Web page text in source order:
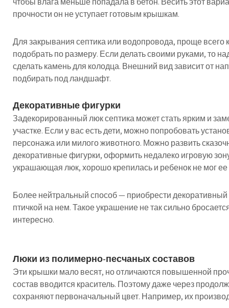
прочности он не уступает готовым крышкам.
Для закрывания септика или водопровода, проще всего
подобрать по размеру. Если делать своими руками, то
сделать камень для колодца. Внешний вид зависит от
подбирать под ландшафт.
Декоративные фигурки
Задекорированный люк септика может стать ярким и
участке. Если у вас есть дети, можно попробовать
персонажа или милого животного. Можно развить
декоративные фигурки, оформить недалеко игровую
украшающая люк, хорошо крепилась и ребенок не мог ее
Более нейтральный способ — приобрести
птичкой на нем. Такое украшение не так сильно
интересно.
Люки из полимерно-песчаных составов
Эти крышки мало весят, но отличаются повышенной
состав вводится краситель. Поэтому даже через
сохраняют первоначальный цвет. Например, их